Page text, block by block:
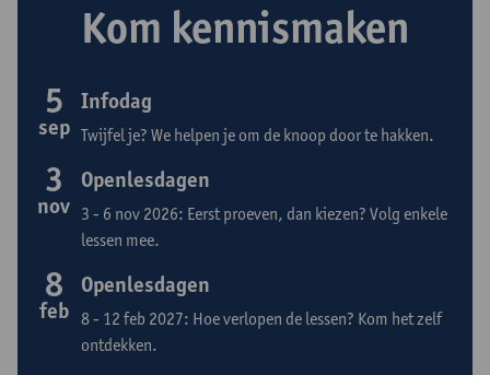
Kom kennismaken
Infodag
Twijfel je? We helpen je om de knoop door te hakken.
5
sep
Openlesdagen
3 - 6 nov 2026: Eerst proeven, dan kiezen? Volg enkele
lessen mee.
3
nov
Openlesdagen
8 - 12 feb 2027: Hoe verlopen de lessen? Kom het zelf
ontdekken.
8
feb